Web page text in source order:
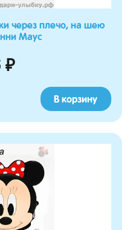
через плечо, на шею
Маус
₽
В корзину